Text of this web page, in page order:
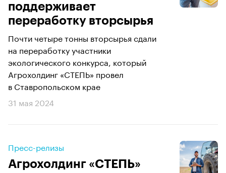
поддерживает
переработку вторсырья
Почти четыре тонны вторсырья сдали
на переработку участники
экологического конкурса, который
Агрохолдинг «СТЕПЬ» провел
в Ставропольском крае
31 мая 2024
Пресс-релизы
Агрохолдинг «СТЕПЬ»